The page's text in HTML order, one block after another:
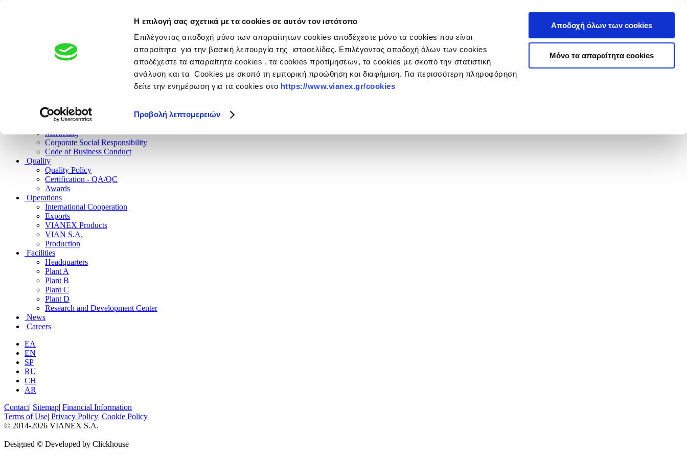
Η επιλογή σας σχετικά με τα cookies σε αυτόν τον ιστότοπο
Επιλέγοντας αποδοχή μόνο των απαραίτητων cookies αποδέχεστε μόνο τα cookies που είναι
απαραίτητα για την βασική λειτουργία της ιστοσελίδας. Επιλέγοντας αποδοχή όλων των cookies
αποδέχεστε τα απαραίτητα cookies , τα cookies προτίμησεων, τα cookies με σκοπό την στατιστική
ανάλυση και τα Cookies με σκοπό τη εμπορική προώθηση και διαφήμιση. Για περισσότερη πληροφόρηση
δείτε την ενημέρωση για τα cookies στο https://www.vianex.gr/cookies
Προβολή λεπτομερειών
Αποδοχή όλων των cookies
Μόνο τα απαραίτητα cookies
Member of the Giannakopoulos Group
Company Culture
Research
Human Resources
Marketing
Corporate Social Responsibility
Code of Business Conduct
Quality
Quality Policy
Certification - QA/QC
Awards
Operations
International Cooperation
Exports
VIANEX Products
VIAN S.A.
Production
Facilities
Headquarters
Plant A
Plant B
Plant C
Plant D
Research and Development Center
News
Careers
ΕΛ
EN
SP
RU
CH
AR
Contact| Sitemap| Financial Information
Terms of Use| Privacy Policy| Cookie Policy
© 2014-2026 VIANEX S.A.
Designed © Developed by Clickhouse